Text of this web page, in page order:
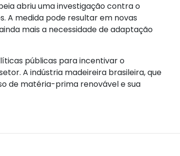
abriu uma investigação contra o
A medida pode resultar em novas
mais a necessidade de adaptação
públicas para incentivar o
A indústria madeireira brasileira, que
de matéria-prima renovável e sua